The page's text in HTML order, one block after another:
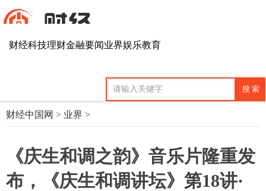
财经科技理财金融要闻业界娱乐教育
财经中国网 > 业界 >
《庆生和调之韵》音乐片隆重发
布，《庆生和调讲坛》第18讲·